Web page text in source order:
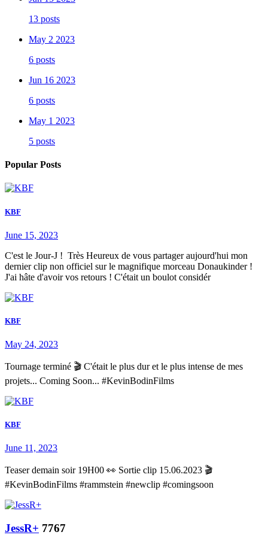
13 posts
May 2 2023
6 posts
Jun 16 2023
6 posts
May 1 2023
5 posts
Popular Posts
KBF
June 15, 2023
C'est le Jour-J ! Très Heureux de vous partager aujourd'hui mon
dernier clip non officiel sur le magnifique morceau Donaukinder !
J'ai hâte d'avoir vos retours ! C'était un boulot considér
KBF
May 24, 2023
Tournage terminé 🎬 C'était le plus dur et le plus intense de mes
projets... Coming Soon... #KevinBodinFilms
KBF
June 11, 2023
Teaser demain soir 19H00 👀 Sortie clip 15.06.2023 🎬
#KevinBodinFilms #rammstein #newclip #comingsoon
JessR+ 7767